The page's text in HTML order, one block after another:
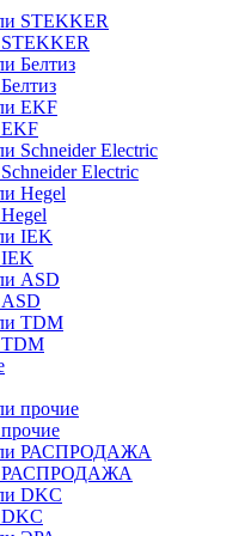
EKF
Electric
IEK
TDM
РАСПРОДАЖА
DKC